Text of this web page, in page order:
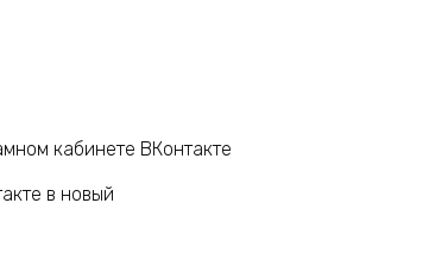
кабинете ВКонтакте
в новый